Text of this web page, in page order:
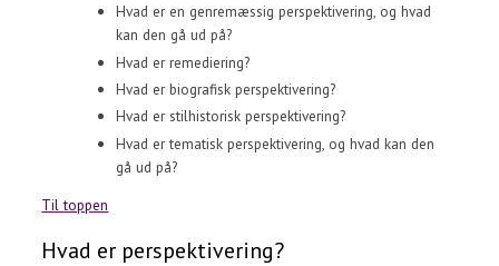
Hvad er en genremæssig perspektivering, og hvad
kan den gå ud på?
Hvad er remediering?
Hvad er biografisk perspektivering?
Hvad er stilhistorisk perspektivering?
Hvad er tematisk perspektivering, og hvad kan den
gå ud på?
Til toppen
Hvad er perspektivering?